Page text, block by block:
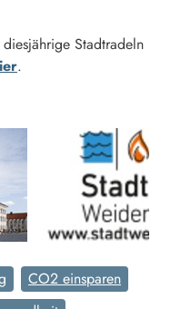
Stadtradeln
.
CO2 einsparen